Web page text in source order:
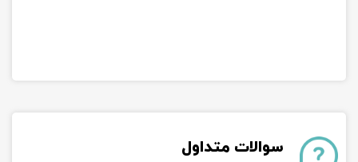
سوالات متداول